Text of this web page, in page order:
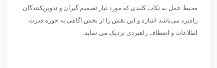
محیط عمل به نکات کلیدی که مورد نیاز تصمیم گیران و تدوین‌کنندگان
راهبرد می‌باشد اشاره و این نقش را از بخش آگاهی به حوزه قدرت
اطلاعات و انعطاف راهبردی نزدیک می نماید.